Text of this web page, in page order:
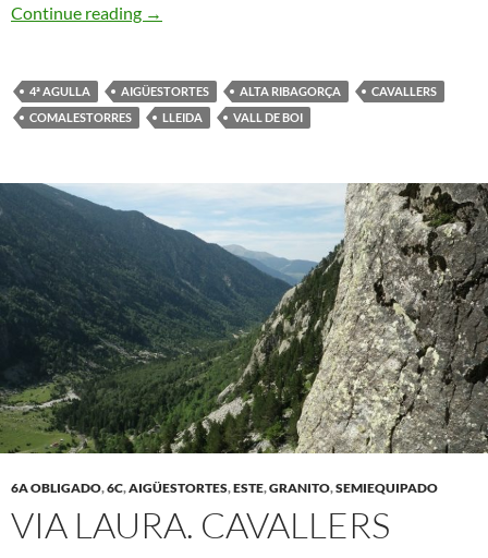
Continue reading Vía Dentrometidos. Cavallers
→
4ª AGULLA AIGÜESTORTES ALTA RIBAGORÇA
CAVALLERS
COMALESTORRES
LLEIDA VALL DE BOI
6A OBLIGADO,6C,AIGÜESTORTES,ESTE,GRANITO,SEMIEQUIPADO
VIA LAURA. CAVALLERS